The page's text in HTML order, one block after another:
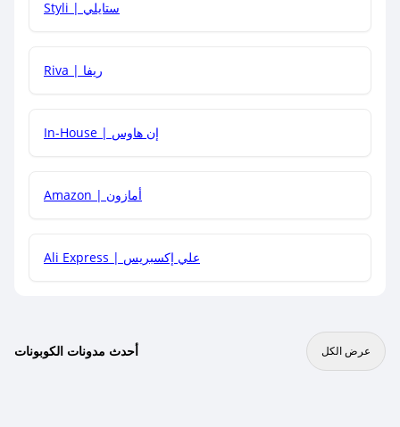
هل يمكنني جمع كود خصم مع العروض الأخرى؟
Styli | ستايلي
Riva | ريفا
In-House | إن هاوس
Amazon | أمازون
Ali Express | علي إكسبريس
أحدث مدونات الكوبونات عرض الكل